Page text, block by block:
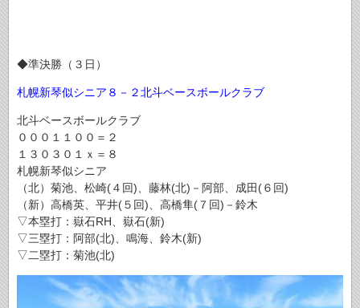
◆準決勝（３日）
札幌新琴似シニア８－２北斗ベースボールクラブ
北斗ベースボールクラブ
０００１１００＝２
１３０３０１ｘ＝８
札幌新琴似シニア
（北）菊池、松崎(４回)、藤林(北)－阿部、成田(６回)
（新）高橋英、平井(５回)、高橋隼(７回)－鈴木
▽本塁打：嶽石RH、嶽石(新)
▽三塁打：阿部(北)、鳴海、鈴木(新)
▽二塁打：菊池(北)